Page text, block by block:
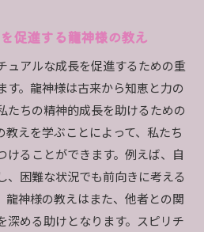
促進する龍神様の教え
ュアルな成長を促進するための重
す。龍神様は古来から知恵と力の
たちの精神的成長を助けるための
教えを学ぶことによって、私たち
けることができます。例えば、自
、困難な状況でも前向きに考える
龍神様の教えはまた、他者との関
深める助けとなります。スピリチ